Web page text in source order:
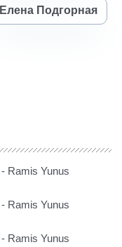
Елена Подгорная
Ramis Yunus
Ramis Yunus
Ramis Yunus